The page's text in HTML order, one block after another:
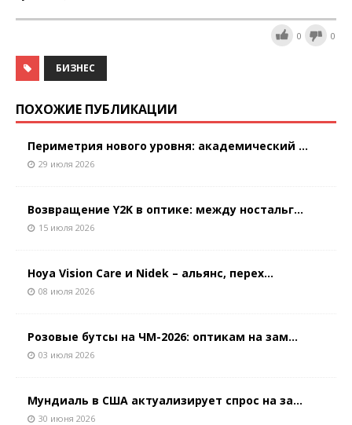
0 0
БИЗНЕС
ПОХОЖИЕ ПУБЛИКАЦИИ
Периметрия нового уровня: академический ...
29 июля 2026
Возвращение Y2K в оптике: между ностальг...
15 июля 2026
Hoya Vision Care и Nidek – альянс, перех...
08 июля 2026
Розовые бутсы на ЧМ-2026: оптикам на зам...
03 июля 2026
Мундиаль в США актуализирует спрос на за...
30 июня 2026